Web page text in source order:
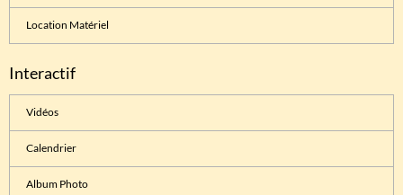
Location Matériel
Interactif
Vidéos
Calendrier
Album Photo